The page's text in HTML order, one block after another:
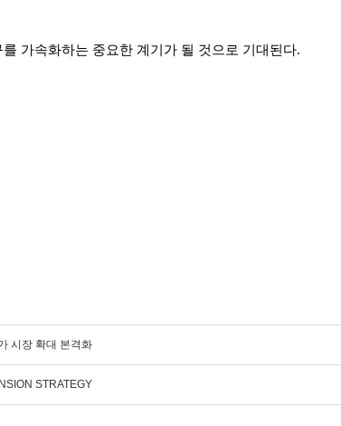
가속화하는 중요한 계기가 될 것으로 기대된다.
시장 확대 본격화
STRATEGY